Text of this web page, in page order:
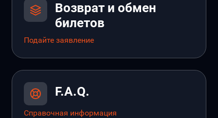
Возврат и обмен
билетов
Подайте заявление
F.A.Q.
Справочная информация